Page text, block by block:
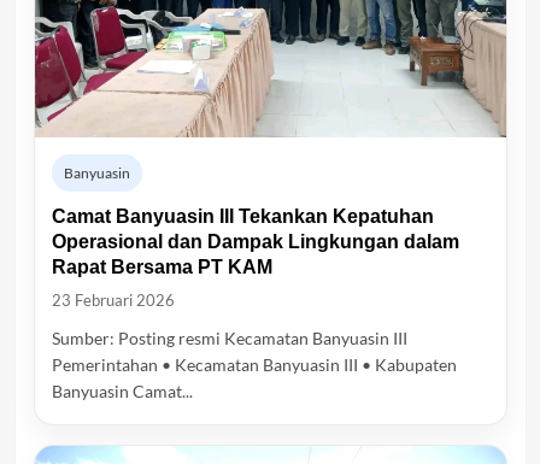
Banyuasin
Camat Banyuasin III Tekankan Kepatuhan
Operasional dan Dampak Lingkungan dalam
Rapat Bersama PT KAM
23 Februari 2026
Sumber: Posting resmi Kecamatan Banyuasin III
Pemerintahan • Kecamatan Banyuasin III • Kabupaten
Banyuasin Camat...